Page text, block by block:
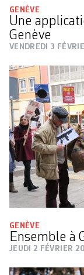
GENÈVE
Une
Genève
VENDREDI 3
GENÈVE
Ensemble à
JEUDI 2 FÉVRIER